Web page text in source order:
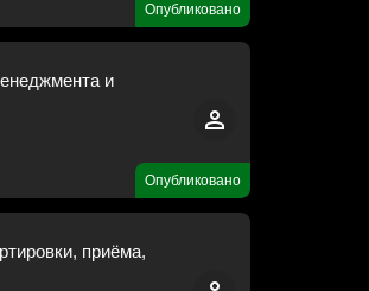
Опубликовано
Опубликовано
и
приёма,